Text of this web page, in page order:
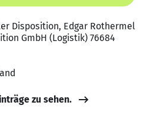
Disposition, Edgar Rothermel
GmbH (Logistik) 76684
zu sehen.